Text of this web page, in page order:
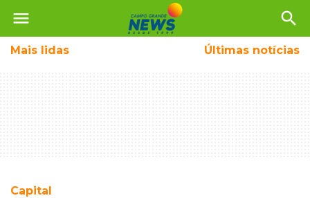
menu search
Mais lidas Últimas notícias
Capital